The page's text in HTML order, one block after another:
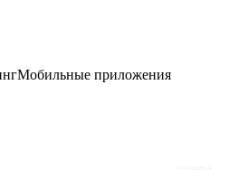
Мобильные приложения